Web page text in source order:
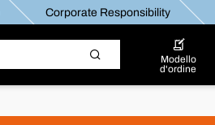
Corporate Responsibility
Modello
d'ordine